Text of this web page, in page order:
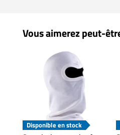
Vous aimerez peut-
Disponible en stock